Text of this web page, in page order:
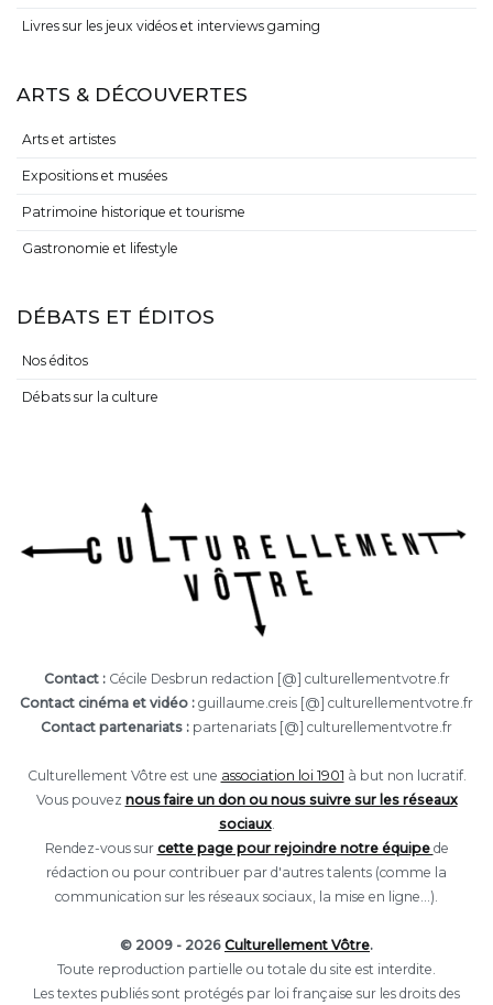
Livres sur les jeux vidéos et interviews gaming
ARTS & DÉCOUVERTES
Arts et artistes
Expositions et musées
Patrimoine historique et tourisme
Gastronomie et lifestyle
DÉBATS ET ÉDITOS
Nos éditos
Débats sur la culture
Contact :Cécile Desbrun redaction [@] culturellementvotre.fr
Contact cinéma et vidéo : guillaume.creis [@] culturellementvotre.fr
Contact partenariats : partenariats [@] culturellementvotre.fr
Culturellement Vôtre est une association loi 1901 à but non lucratif.
Vous pouvez nous faire un don ou nous suivre sur les réseaux
sociaux.
Rendez-vous sur cette page pour rejoindre notre équipe de
rédaction ou pour contribuer par d'autres talents (comme la
communication sur les réseaux sociaux, la mise en ligne...).
© 2009 - 2026 Culturellement Vôtre.
Toute reproduction partielle ou totale du site est interdite.
Les textes publiés sont protégés par loi française sur les droits des